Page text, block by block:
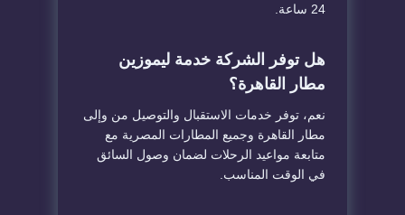
24 ساعة.
هل توفر الشركة خدمة ليموزين
مطار القاهرة؟
نعم، توفر خدمات الاستقبال والتوصيل من وإلى
مطار القاهرة وجميع المطارات المصرية مع
متابعة مواعيد الرحلات لضمان وصول السائق
في الوقت المناسب.